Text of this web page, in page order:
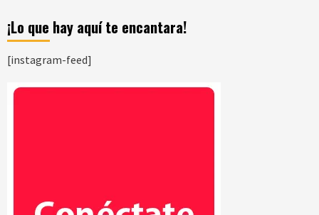
¡Lo que hay aquí te encantara!
[instagram-feed]